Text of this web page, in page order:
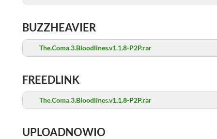
BUZZHEAVIER
The.Coma.3.Bloodlines.v1.1.8-P2P.rar
FREEDLINK
The.Coma.3.Bloodlines.v1.1.8-P2P.rar
UPLOADNOWIO